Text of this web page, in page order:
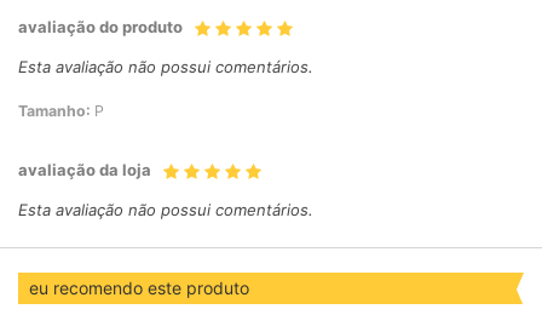
avaliação do produto
Esta avaliação não possui comentários.
Tamanho: P
avaliação da loja
Esta avaliação não possui comentários.
eu recomendo este produto